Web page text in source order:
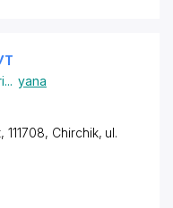
... yana
Chirchik, ul.